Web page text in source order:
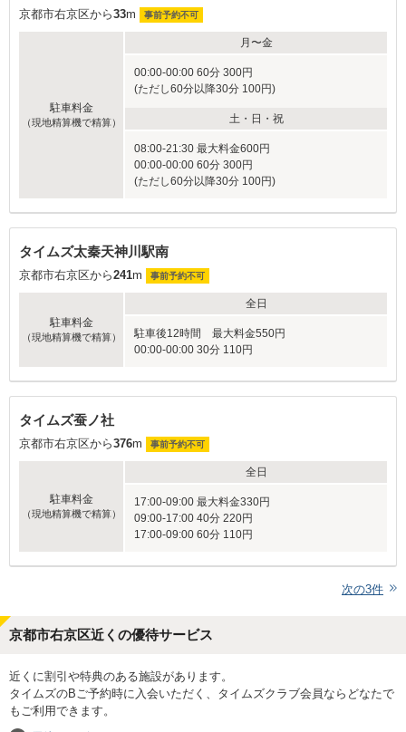
京都市右京区から33m 事前予約不可
駐車料金
（現地精算機で精算）
月〜金
00:00-00:00 60分 300円
(ただし60分以降30分 100円)
土・日・祝
08:00-21:30 最大料金600円
00:00-00:00 60分 300円
(ただし60分以降30分 100円)
タイムズ太秦天神川駅南
京都市右京区から241m 事前予約不可
駐車料金
（現地精算機で精算）
全日
駐車後12時間 最大料金550円
00:00-00:00 30分 110円
タイムズ蚕ノ社
京都市右京区から376m 事前予約不可
駐車料金
（現地精算機で精算）
全日
17:00-09:00 最大料金330円
09:00-17:00 40分 220円
17:00-09:00 60分 110円
次の3件
京都市右京区近くの優待サービス
近くに割引や特典のある施設があります。
タイムズのBご予約時に入会いただく、タイムズクラブ会員ならどなたで
もご利用できます。